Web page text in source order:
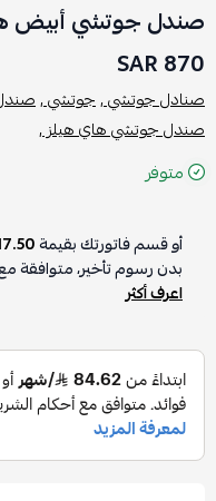
صندل جوتشي أبيض
870 SAR
صنادل جوتشي ,جوتشي ,
صندل جوتشي هاي هيلز ,
متوفر
أو قسم فاتورتك بقيمة
بدون رسوم تأخير، متوافقة
اعرف أكثر